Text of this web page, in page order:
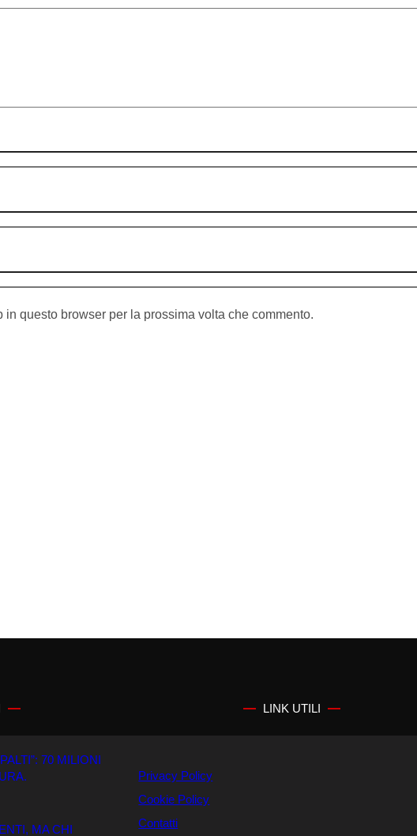
questo browser per la prossima volta che commento.
70 MILIONI
MA CHI
LINK UTILI
Privacy Policy
Cookie Policy
Contatti